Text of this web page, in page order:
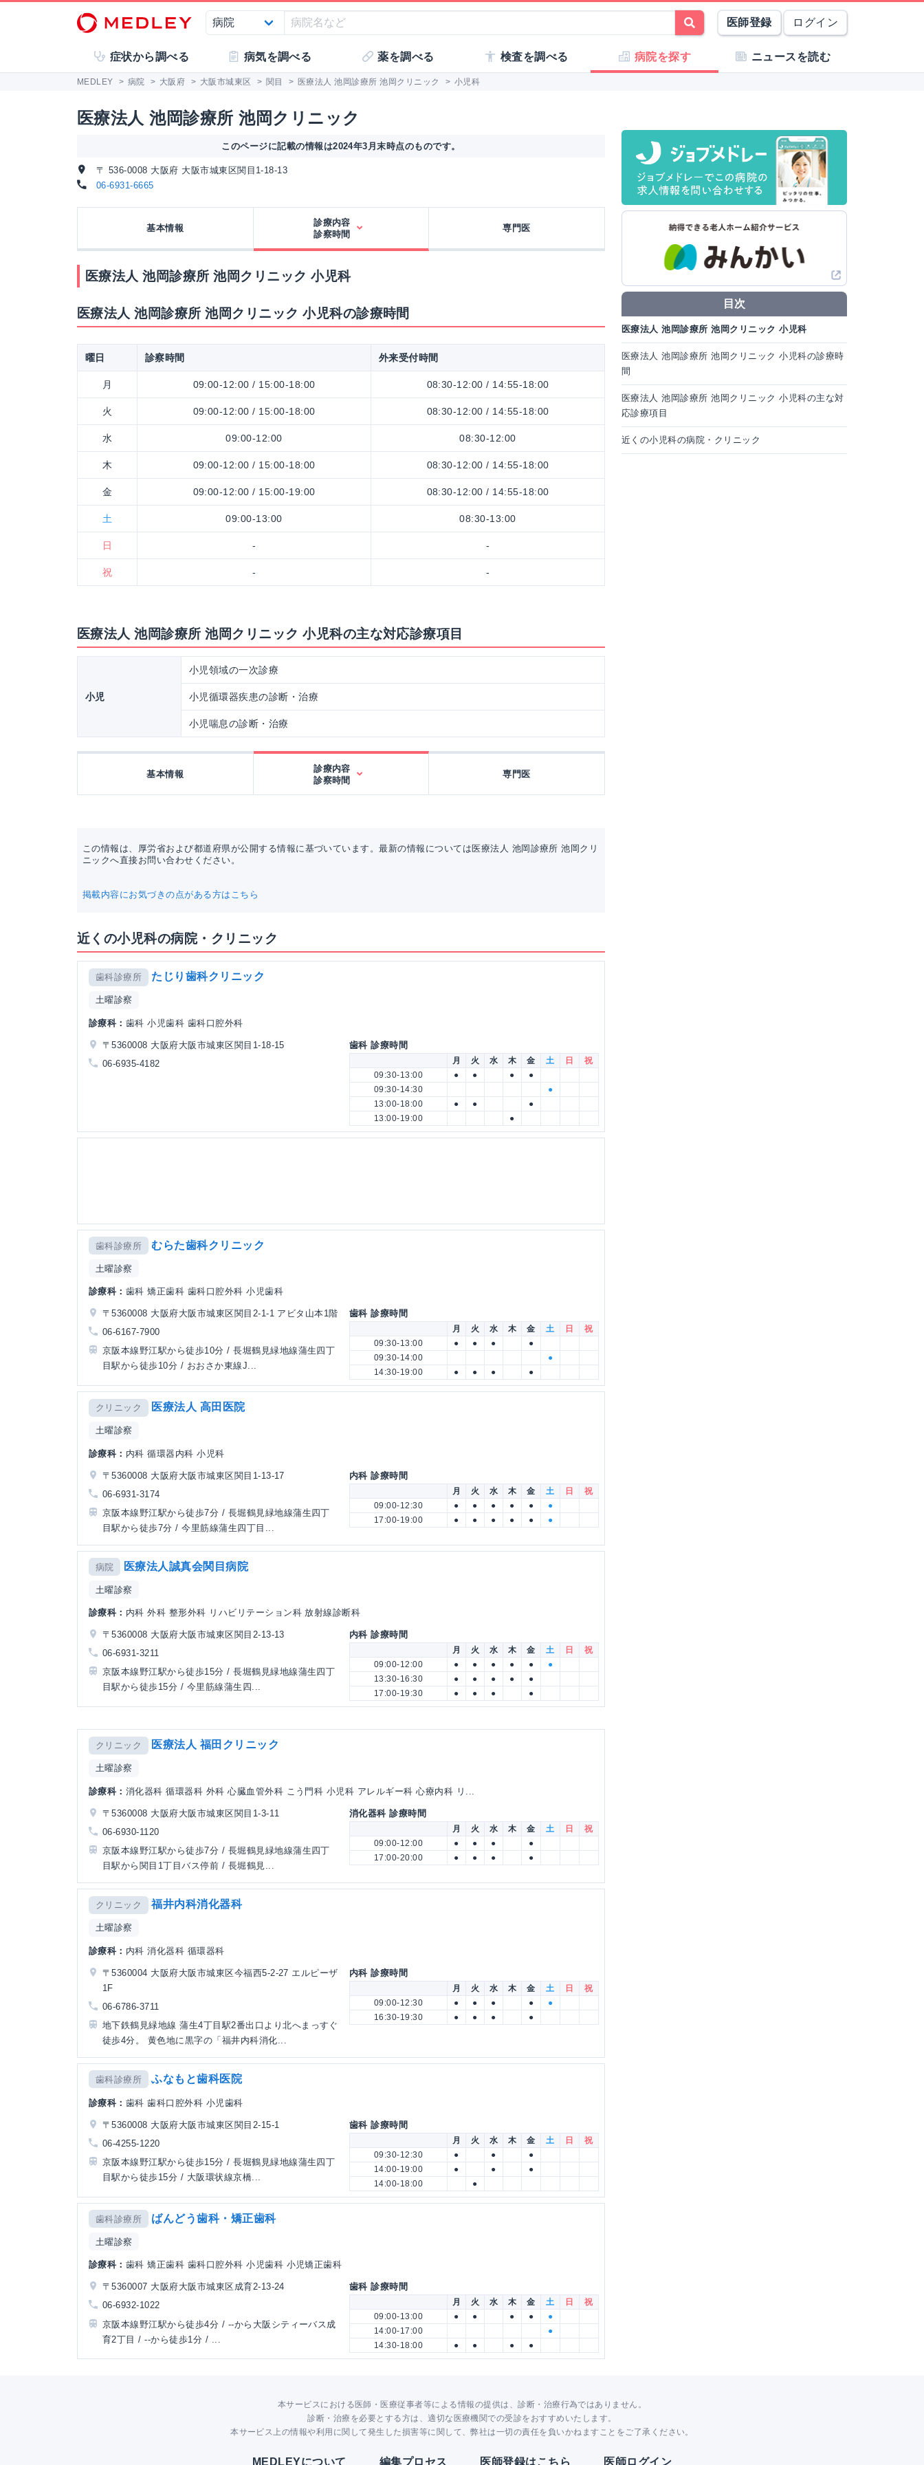
医師登録 ログイン
症状から調べる 病気を調べる 薬を調べる 検査を調べる 病院を探す ニュースを読む
MEDLEY > 病院 > 大阪府 > 大阪市城東区 > 関目 > 医療法人 池岡診療所 池岡クリニック > 小児科
医療法人 池岡診療所 池岡クリニック
このページに記載の情報は2024年3月末時点のものです。
〒 536-0008 大阪府 大阪市城東区関目1-18-13
06-6931-6665
基本情報
診療内容
診察時間
専門医
医療法人 池岡診療所 池岡クリニック 小児科
医療法人 池岡診療所 池岡クリニック 小児科の診療時間
曜日 診察時間 外来受付時間
月 09:00-12:00 / 15:00-18:00 08:30-12:00 / 14:55-18:00
火 09:00-12:00 / 15:00-18:00 08:30-12:00 / 14:55-18:00
水 09:00-12:00 08:30-12:00
木 09:00-12:00 / 15:00-18:00 08:30-12:00 / 14:55-18:00
金 09:00-12:00 / 15:00-19:00 08:30-12:00 / 14:55-18:00
土 09:00-13:00 08:30-13:00
日 - -
祝 - -
医療法人 池岡診療所 池岡クリニック 小児科の主な対応診療項目
小児
小児領域の一次診療
小児循環器疾患の診断・治療
小児喘息の診断・治療
基本情報
診療内容
診察時間
専門医
この情報は、厚労省および都道府県が公開する情報に基づいています。最新の情報については医療法人 池岡診療所 池岡クリ
ニックへ直接お問い合わせください。
掲載内容にお気づきの点がある方はこちら
近くの小児科の病院・クリニック
歯科診療所 たじり歯科クリニック
土曜診察
診療科： 歯科 小児歯科 歯科口腔外科
〒5360008 大阪府大阪市城東区関目1-18-15
06-6935-4182
歯科 診療時間
月 火 水 木 金 土 日
祝
09:30-13:00
● ● ●
●
09:30-14:30
●
13:00-18:00
● ●
●
13:00-19:00
●
歯科診療所 むらた歯科クリニック
土曜診察
診療科： 歯科 矯正歯科 歯科口腔外科 小児歯科
〒5360008 大阪府大阪市城東区関目2-1-1 アビタ山本1階
06-6167-7900
京阪本線野江駅から徒歩10分 / 長堀鶴見緑地線蒲生四丁
目駅から徒歩10分 / おおさか東線J...
歯科 診療時間
月 火 水 木 金 土 日
祝
09:30-13:00
● ● ●
●
09:30-14:00
●
14:30-19:00
● ● ● ●
クリニック 医療法人 高田医院
土曜診察
診療科： 内科 循環器内科 小児科
〒5360008 大阪府大阪市城東区関目1-13-17
06-6931-3174
京阪本線野江駅から徒歩7分 / 長堀鶴見緑地線蒲生四丁
目駅から徒歩7分 / 今里筋線蒲生四丁目...
内科 診療時間
月 火 水 木 金 土 日
祝
09:00-12:30
● ● ● ● ●
●
17:00-19:00
● ● ● ● ● ●
病院 医療法人誠真会関目病院
土曜診察
診療科： 内科 外科 整形外科 リハビリテーション科 放射線診断科
〒5360008 大阪府大阪市城東区関目2-13-13
06-6931-3211
京阪本線野江駅から徒歩15分 / 長堀鶴見緑地線蒲生四丁
目駅から徒歩15分 / 今里筋線蒲生四...
内科 診療時間
月 火 水 木 金 土 日
祝
09:00-12:00
● ● ● ● ●
●
13:30-16:30
● ● ● ●
●
17:00-19:30
● ● ● ●
クリニック 医療法人 福田クリニック
土曜診察
診療科： 消化器科 循環器科 外科 心臓血管外科 こう門科 小児科 アレルギー科 心療内科 リ...
〒5360008 大阪府大阪市城東区関目1-3-11
06-6930-1120
京阪本線野江駅から徒歩7分 / 長堀鶴見緑地線蒲生四丁
目駅から関目1丁目バス停前 / 長堀鶴見...
消化器科 診療時間
月 火 水 木 金 土 日
祝
09:00-12:00
● ● ●
●
17:00-20:00
● ● ● ●
クリニック 福井内科消化器科
土曜診察
診療科： 内科 消化器科 循環器科
〒5360004 大阪府大阪市城東区今福西5-2-27 エルピーザ
1F
06-6786-3711
地下鉄鶴見緑地線 蒲生4丁目駅2番出口より北へまっすぐ
徒歩4分。 黄色地に黒字の「福井内科消化...
内科 診療時間
月 火 水 木 金 土 日
祝
09:00-12:30
● ● ● ●
●
16:30-19:30
● ● ● ●
歯科診療所 ふなもと歯科医院
診療科： 歯科 歯科口腔外科 小児歯科
〒5360008 大阪府大阪市城東区関目2-15-1
06-4255-1220
京阪本線野江駅から徒歩15分 / 長堀鶴見緑地線蒲生四丁
目駅から徒歩15分 / 大阪環状線京橋...
歯科 診療時間
月 火 水 木 金 土 日
祝
09:30-12:30
● ●
●
14:00-19:00
● ●
●
14:00-18:00
●
歯科診療所 ばんどう歯科・矯正歯科
土曜診察
診療科： 歯科 矯正歯科 歯科口腔外科 小児歯科 小児矯正歯科
〒5360007 大阪府大阪市城東区成育2-13-24
06-6932-1022
京阪本線野江駅から徒歩4分 / --から大阪シティーバス成
育2丁目 / --から徒歩1分 / ...
歯科 診療時間
月 火 水 木 金 土 日
祝
09:00-13:00
● ● ● ●
●
14:00-17:00
●
14:30-18:00
● ● ● ●
目次
医療法人 池岡診療所 池岡クリニック 小児科
医療法人 池岡診療所 池岡クリニック 小児科の診療時
間
医療法人 池岡診療所 池岡クリニック 小児科の主な対
応診療項目
近くの小児科の病院・クリニック
本サービスにおける医師・医療従事者等による情報の提供は、診断・治療行為ではありません。
診断・治療を必要とする方は、適切な医療機関での受診をおすすめいたします。
本サービス上の情報や利用に関して発生した損害等に関して、弊社は一切の責任を負いかねますことをご了承ください。
MEDLEYについて 編集プロセス 医師登録はこちら 医師ログイン